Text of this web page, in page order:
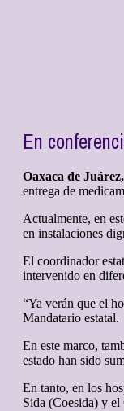
En
Oaxaca de
entrega de
Actualmente, en
en instalaciones
El coordinador
intervenido en
“Ya verán que el
Mandatario estatal.
En este marco,
estado han sido
En tanto, en los
Sida (Coesida) y